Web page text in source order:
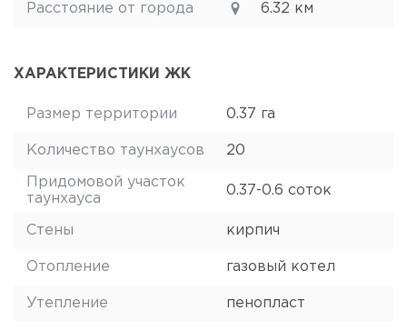
Расстояние от города 6.32 км
ХАРАКТЕРИСТИКИ ЖК
Размер территории 0.37 га
Количество таунхаусов 20
Придомовой участок
таунхауса
0.37-0.6 соток
Стены кирпич
Отопление газовый котел
Утепление пенопласт